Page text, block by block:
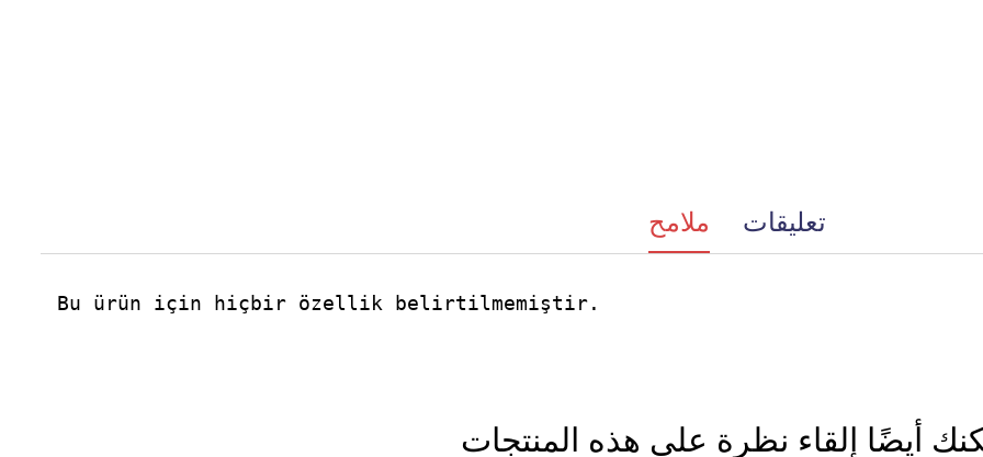
ملامح تعليقات
Bu ürün için hiçbir özellik belirtilmemiştir.
أيضًا إلقاء نظرة على هذه المنتجات